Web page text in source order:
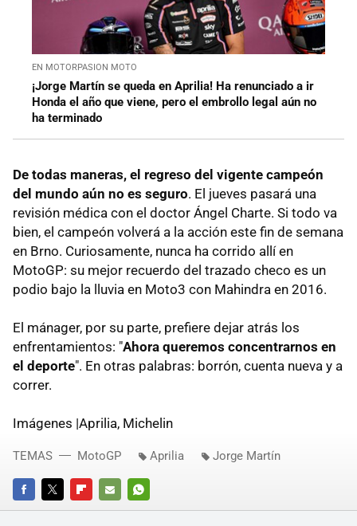
EN MOTORPASION MOTO
¡Jorge Martín se queda en Aprilia! Ha renunciado a ir
Honda el año que viene, pero el embrollo legal aún no
ha terminado
De todas maneras, el regreso del vigente campeón
del mundo aún no es seguro. El jueves pasará una
revisión médica con el doctor Ángel Charte. Si todo va
bien, el campeón volverá a la acción este fin de semana
en Brno. Curiosamente, nunca ha corrido allí en
MotoGP: su mejor recuerdo del trazado checo es un
podio bajo la lluvia en Moto3 con Mahindra en 2016.
El mánager, por su parte, prefiere dejar atrás los
enfrentamientos: "Ahora queremos concentrarnos en
el deporte". En otras palabras: borrón, cuenta nueva y a
correr.
Imágenes |Aprilia, Michelin
FACEBOOKTWITTERFLIPBOARD
E-
WHATSAPP
TEMAS MotoGP Aprilia Jorge Martín